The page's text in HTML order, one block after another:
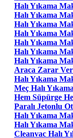
Halı Yıkama
Halı Yıkama
Halı Yıkama
Halı Yıkama
Halı Yıkama
Halı Yıkama
Halı Yıkama
Araca Zarar
Halı Yıkama
Meç Halı
Hem Süpürge
Paralı Jetonlu
Halı Yıkama
Halı Yıkama
Cleanvac Halı